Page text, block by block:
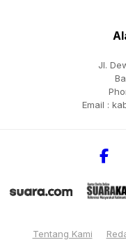
Jl.
Email :
Tentang Kami